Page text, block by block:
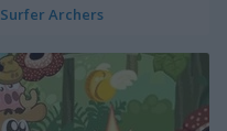
Surfer Archers